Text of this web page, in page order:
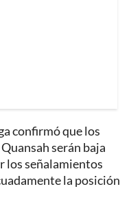
confirmó que los
serán baja
los señalamientos
la posición